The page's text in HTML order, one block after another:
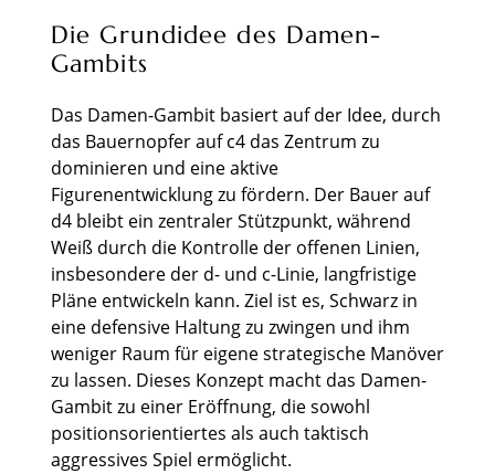
Die Grundidee des Damen-
Gambits
Das Damen-Gambit basiert auf der Idee, durch
das Bauernopfer auf c4 das Zentrum zu
dominieren und eine aktive
Figurenentwicklung zu fördern. Der Bauer auf
d4 bleibt ein zentraler Stützpunkt, während
Weiß durch die Kontrolle der offenen Linien,
insbesondere der d- und c-Linie, langfristige
Pläne entwickeln kann. Ziel ist es, Schwarz in
eine defensive Haltung zu zwingen und ihm
weniger Raum für eigene strategische Manöver
zu lassen. Dieses Konzept macht das Damen-
Gambit zu einer Eröffnung, die sowohl
positionsorientiertes als auch taktisch
aggressives Spiel ermöglicht.